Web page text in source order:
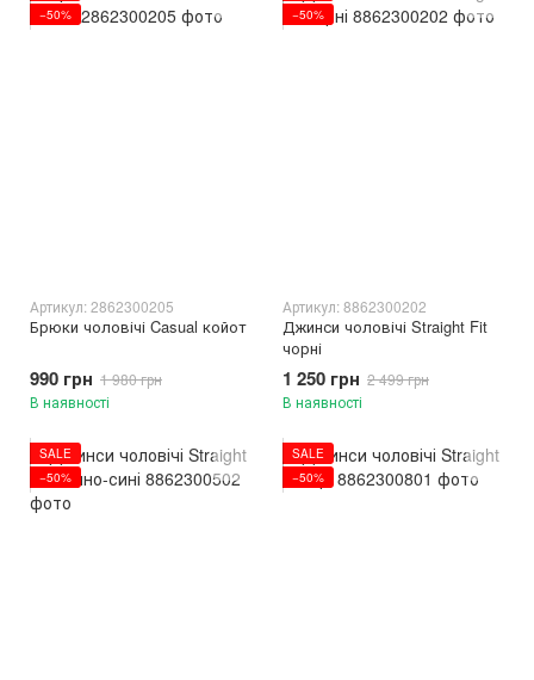
−50%
Артикул: 2862300205
Брюки чоловічі Casual койот
990 грн 1 980 грн
В наявності
−50%
Артикул: 8862300202
Джинси чоловічі Straight Fit
чорні
1 250 грн 2 499 грн
В наявності
SALE
−50%
SALE
−50%